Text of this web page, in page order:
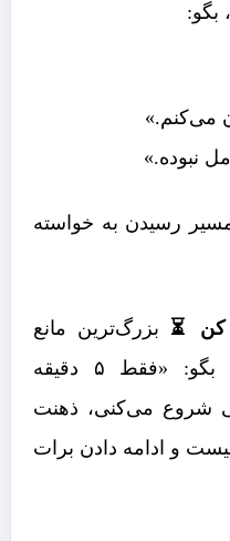
بگو:
می‌کنم.»
نبوده.»
رسیدن به خواسته
بزرگ‌ترین مانع
معمولاً شروعه. به خودت بگو: «فقط ۵ دقیقه
شروع می‌کنی، ذهنت
و ادامه دادن برات